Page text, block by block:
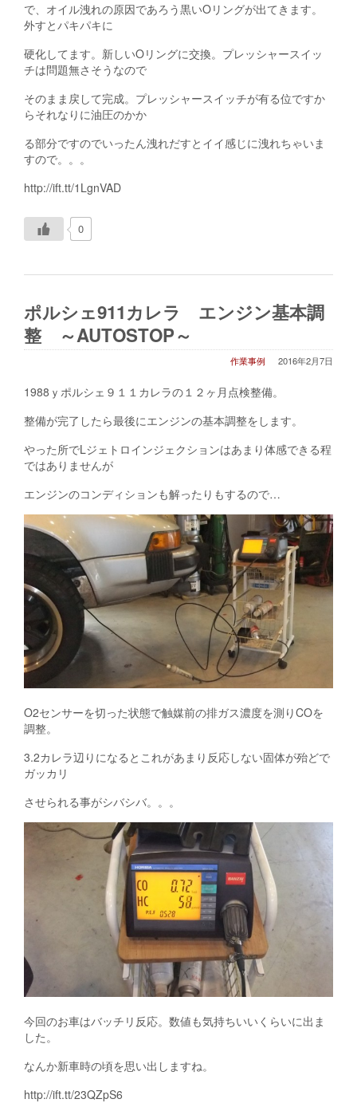
で、オイル洩れの原因であろう黒いOリングが出てきます。
外すとパキパキに
硬化してます。新しいOリングに交換。プレッシャースイッ
チは問題無さそうなので
そのまま戻して完成。プレッシャースイッチが有る位ですか
らそれなりに油圧のかか
る部分ですのでいったん洩れだすとイイ感じに洩れちゃいま
すので。。。
http://ift.tt/1LgnVAD
0
ポルシェ911カレラ エンジン基本調
整 ～AUTOSTOP～
2016年2月7日
作業事例
1988ｙポルシェ９１１カレラの１２ヶ月点検整備。
整備が完了したら最後にエンジンの基本調整をします。
やった所でLジェトロインジェクションはあまり体感できる程
ではありませんが
エンジンのコンディションも解ったりもするので…
O2センサーを切った状態で触媒前の排ガス濃度を測りCOを
調整。
3.2カレラ辺りになるとこれがあまり反応しない固体が殆どで
ガッカリ
させられる事がシバシバ。。。
今回のお車はバッチリ反応。数値も気持ちいいくらいに出ま
した。
なんか新車時の頃を思い出しますね。
http://ift.tt/23QZpS6